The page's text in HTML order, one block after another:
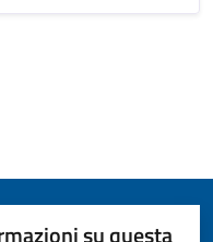
su questa